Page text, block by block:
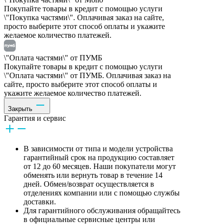
Покупайте товары в кредит с помощью услуги
\"Покупка частями\". Оплачивая заказ на сайте,
просто выберите этот способ оплаты и укажите
желаемое количество платежей.
\"Оплата частями\" от ПУМБ
Покупайте товары в кредит с помощью услуги
\"Оплата частями\" от ПУМБ. Оплачивая заказ на
сайте, просто выберите этот способ оплаты и
укажите желаемое количество платежей.
Закрыть
Гарантия и сервис
В зависимости от типа и модели устройства
гарантийный срок на продукцию составляет
от 12 до 60 месяцев. Наши покупатели могут
обменять или вернуть товар в течение 14
дней. Обмен/возврат осуществляется в
отделениях компании или с помощью службы
доставки.
Для гарантийного обслуживания обращайтесь
в официальные сервисные центры или